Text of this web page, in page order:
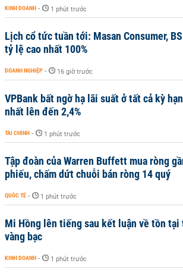
KINH DOANH - 1 phút trước
Lịch cổ tức tuần tới: Masan Consumer,
tỷ lệ cao nhất 100%
DOANH NGHIỆP - 16 giờ trước
VPBank bất ngờ hạ lãi suất ở tất cả kỳ
nhất lên đến 2,4%
TÀI CHÍNH - 1 phút trước
Tập đoàn của Warren Buffett mua ròng
phiếu, chấm dứt chuỗi bán ròng 14 quý
QUỐC TẾ - 1 phút trước
Mi Hồng lên tiếng sau kết luận về tồn tại
vàng bạc
KINH DOANH - 1 phút trước